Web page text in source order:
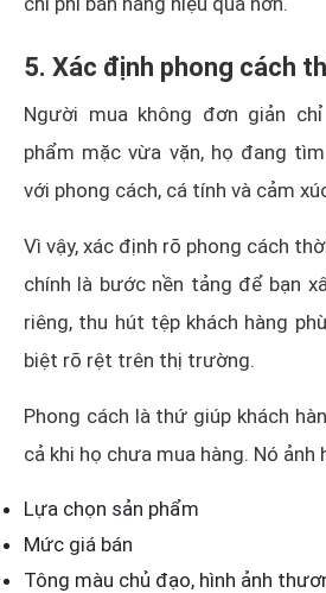
5. Xác định phong cách
Người mua không đơn giản
phẩm mặc vừa vặn, họ đang
với phong cách, cá tính và cảm
Vì vậy, xác định rõ phong cách
chính là bước nền tảng để bạn
riêng, thu hút tệp khách hàng
biệt rõ rệt trên thị trường.
Phong cách là thứ giúp khách
cả khi họ chưa mua hàng. Nó
Lựa chọn sản phẩm
Mức giá bán
Tông màu chủ đạo, hình ảnh